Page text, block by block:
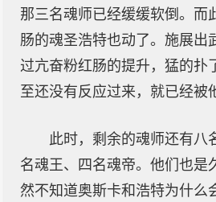
那三名魂师已经缓缓软倒。而
肠的魂圣浩特也动了。施展出
过亢奋粉红肠的提升，猛的扑
至还没有反应过来，就已经被
此时，剩余的魂师还有八
名魂王、四名魂帝。他们也是
然不知道奥斯卡和浩特为什么